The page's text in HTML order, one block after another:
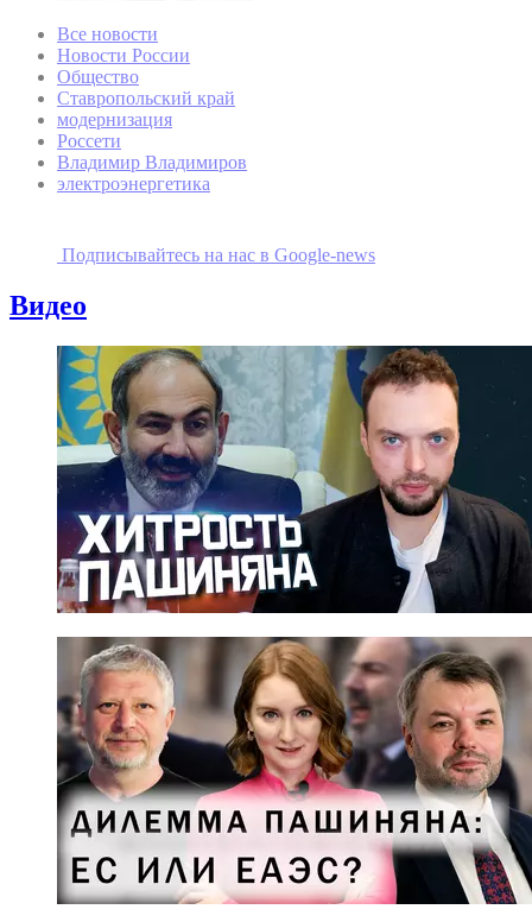
Все новости
Новости России
Общество
Ставропольский край
модернизация
Россети
Владимир Владимиров
электроэнергетика
Подписывайтесь на наc в Google-news
Видео